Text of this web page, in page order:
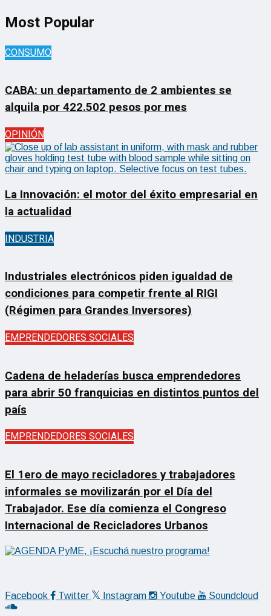
Most Popular
CONSUMO
CABA: un departamento de 2 ambientes se
alquila por 422.502 pesos por mes
OPINIÓN
La Innovación: el motor del éxito empresarial en
la actualidad
INDUSTRIA
Industriales electrónicos piden igualdad de
condiciones para competir frente al RIGI
(Régimen para Grandes Inversores)
EMPRENDEDORES SOCIALES
Cadena de heladerías busca emprendedores
para abrir 50 franquicias en distintos puntos del
país
EMPRENDEDORES SOCIALES
El 1ero de mayo recicladores y trabajadores
informales se movilizarán por el Día del
Trabajador. Ese día comienza el Congreso
Internacional de Recicladores Urbanos
Facebook Twitter Instagram Youtube Soundcloud